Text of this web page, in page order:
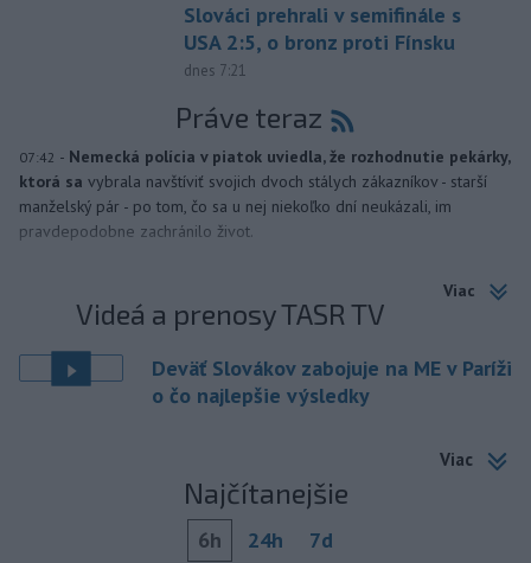
Slováci prehrali v semifinále s
USA 2:5, o bronz proti Fínsku
dnes 7:21
Práve teraz
07:42 - Nemecká polícia v piatok uviedla, že rozhodnutie pekárky,
ktorá sa vybrala navštíviť svojich dvoch stálych zákazníkov - starší
manželský pár - po tom, čo sa u nej niekoľko dní neukázali, im
pravdepodobne zachránilo život.
Viac
Videá a prenosy TASR TV
Deväť Slovákov zabojuje na ME v Paríži
o čo najlepšie výsledky
Viac
Najčítanejšie
6h 24h 7d